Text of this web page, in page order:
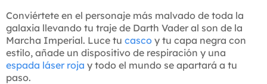
Conviértete en el personaje más malvado de toda la
galaxia llevando tu traje de Darth Vader al son de la
Marcha Imperial. Luce tu casco y tu capa negra con
estilo, añade un dispositivo de respiración y una
espada láser roja y todo el mundo se apartará a tu
paso.